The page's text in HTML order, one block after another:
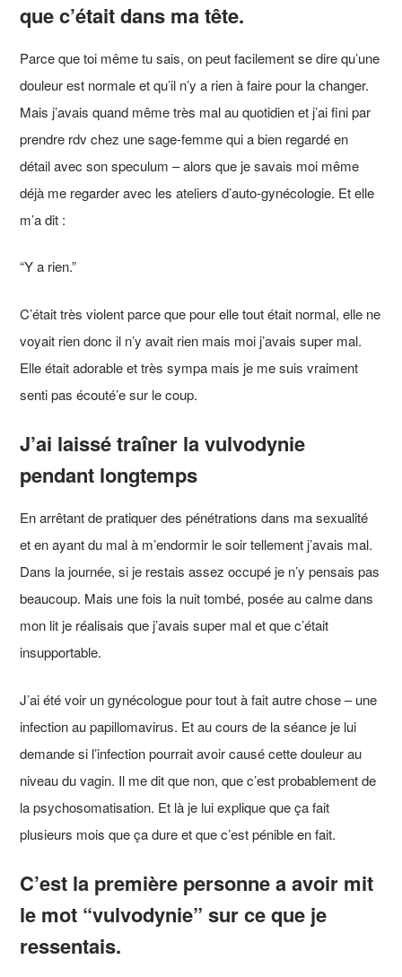
que c’était dans ma tête.
Parce que toi même tu sais, on peut facilement se dire qu’une
douleur est normale et qu’il n’y a rien à faire pour la changer.
Mais j’avais quand même très mal au quotidien et j’ai fini par
prendre rdv chez une sage-femme qui a bien regardé en
détail avec son speculum – alors que je savais moi même
déjà me regarder avec les ateliers d’auto-gynécologie. Et elle
m’a dit :
“Y a rien.”
C’était très violent parce que pour elle tout était normal, elle ne
voyait rien donc il n’y avait rien mais moi j’avais super mal.
Elle était adorable et très sympa mais je me suis vraiment
senti pas écouté’e sur le coup.
J’ai laissé traîner la vulvodynie
pendant longtemps
En arrêtant de pratiquer des pénétrations dans ma sexualité
et en ayant du mal à m’endormir le soir tellement j’avais mal.
Dans la journée, si je restais assez occupé je n’y pensais pas
beaucoup. Mais une fois la nuit tombé, posée au calme dans
mon lit je réalisais que j’avais super mal et que c’était
insupportable.
J’ai été voir un gynécologue pour tout à fait autre chose – une
infection au papillomavirus. Et au cours de la séance je lui
demande si l’infection pourrait avoir causé cette douleur au
niveau du vagin. Il me dit que non, que c’est probablement de
la psychosomatisation. Et là je lui explique que ça fait
plusieurs mois que ça dure et que c’est pénible en fait.
C’est la première personne a avoir mit
le mot “vulvodynie” sur ce que je
ressentais.